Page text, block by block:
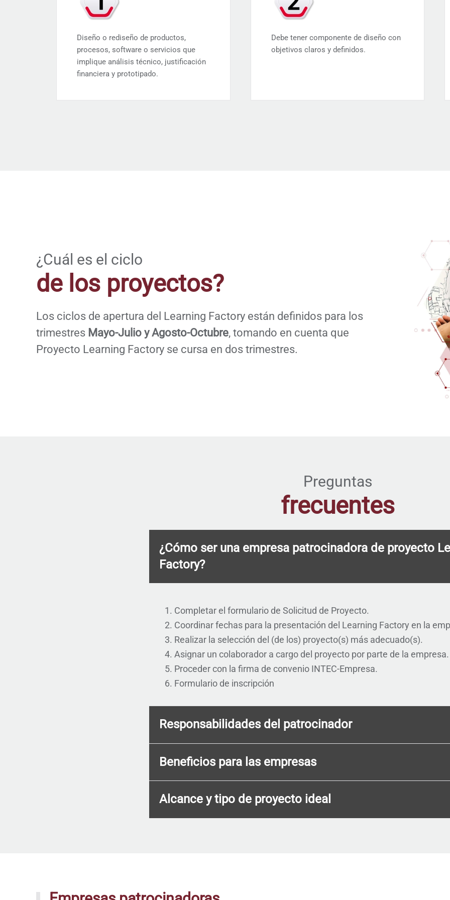
Diseño o rediseño de productos,
procesos, software o servicios que
implique análisis técnico, justificación
financiera y prototipado.
Debe tener componente de diseño con
objetivos claros y definidos.
¿Cuál es el ciclo
de los proyectos?
Los ciclos de apertura del Learning Factory están definidos para los
trimestres Mayo-Julio y Agosto-Octubre, tomando en cuenta que
Proyecto Learning Factory se cursa en dos trimestres.
Preguntas
frecuentes
¿Cómo ser una empresa patrocinadora de proyecto
Factory?
Completar el formulario de Solicitud de Proyecto.
Coordinar fechas para la presentación del Learning Factory en la
Realizar la selección del (de los) proyecto(s) más adecuado(s).
Asignar un colaborador a cargo del proyecto por parte de la empresa.
Proceder con la firma de convenio INTEC-Empresa.
Formulario de inscripción
Responsabilidades del patrocinador
Beneficios para las empresas
Alcance y tipo de proyecto ideal